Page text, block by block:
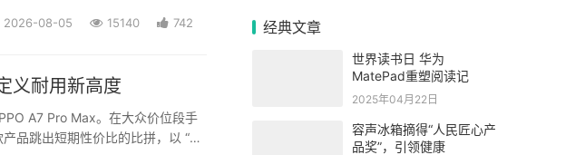
2026-08-05 15140 742
义耐用新高度
A7 Pro Max。在大众价位段手
品跳出短期性价比的比拼，以 “全
经典文章
世界读书日 华为
MatePad重塑阅读记
2025年04月22日
容声冰箱摘得“人民匠心产
品奖”，引领健康